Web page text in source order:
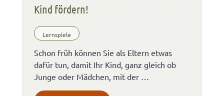
Kind fördern!
Lernspiele
Schon früh können Sie als Eltern etwas
dafür tun, damit Ihr Kind, ganz gleich ob
Junge oder Mädchen, mit der …